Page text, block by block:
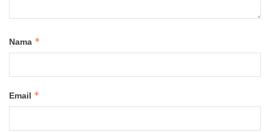
Nama *
Email *